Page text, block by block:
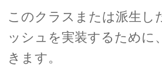
このクラスまたは派生し
ッシュを実装するために
きます。